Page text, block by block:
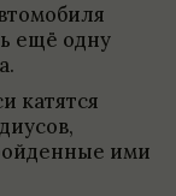
ещё одну
катятся
ими